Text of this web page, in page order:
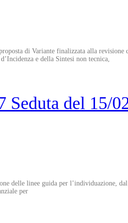
di Variante finalizzata alla revisione
e della Sintesi non tecnica,
del 15/
delle linee guida per l’individuazione,
per